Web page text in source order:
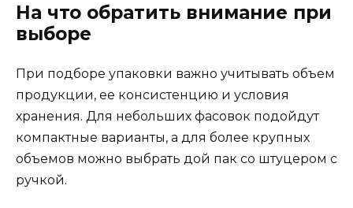
На что обратить внимание при
выборе
При подборе упаковки важно учитывать объем
продукции, ее консистенцию и условия
хранения. Для небольших фасовок подойдут
компактные варианты, а для более крупных
объемов можно выбрать дой пак со штуцером с
ручкой.